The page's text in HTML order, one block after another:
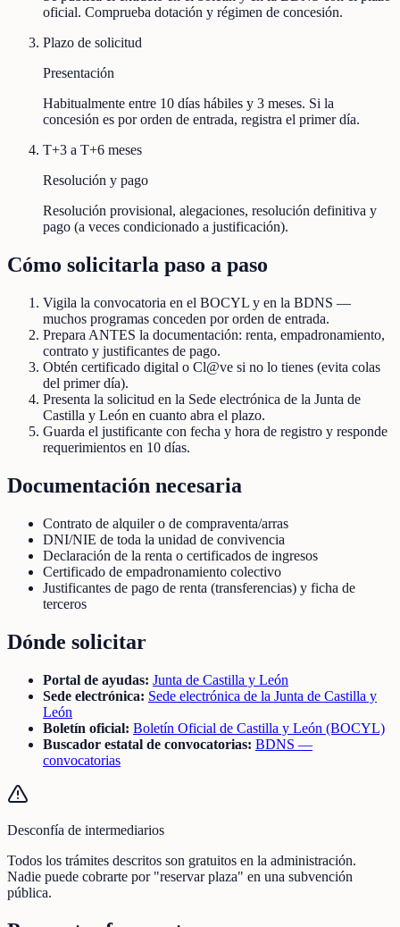
oficial. Comprueba dotación y régimen de concesión.
Plazo de solicitud
Presentación
Habitualmente entre 10 días hábiles y 3 meses. Si la
concesión es por orden de entrada, registra el primer día.
T+3 a T+6 meses
Resolución y pago
Resolución provisional, alegaciones, resolución definitiva y
pago (a veces condicionado a justificación).
Cómo solicitarla paso a paso
Vigila la convocatoria en el BOCYL y en la BDNS —
muchos programas conceden por orden de entrada.
Prepara ANTES la documentación: renta, empadronamiento,
contrato y justificantes de pago.
Obtén certificado digital o Cl@ve si no lo tienes (evita colas
del primer día).
Presenta la solicitud en la Sede electrónica de la Junta de
Castilla y León en cuanto abra el plazo.
Guarda el justificante con fecha y hora de registro y responde
requerimientos en 10 días.
Documentación necesaria
Contrato de alquiler o de compraventa/arras
DNI/NIE de toda la unidad de convivencia
Declaración de la renta o certificados de ingresos
Certificado de empadronamiento colectivo
Justificantes de pago de renta (transferencias) y ficha de
terceros
Dónde solicitar
Portal de ayudas: Junta de Castilla y León
Sede electrónica: Sede electrónica de la Junta de Castilla y
León
Boletín oficial: Boletín Oficial de Castilla y León (BOCYL)
Buscador estatal de convocatorias: BDNS —
convocatorias
Desconfía de intermediarios
Todos los trámites descritos son gratuitos en la administración.
Nadie puede cobrarte por "reservar plaza" en una subvención
pública.